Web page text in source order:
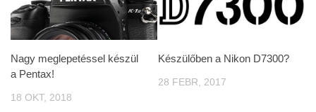
Nagy meglepetéssel készül
a Pentax!
18 OKT, 2018
Készülőben a Nikon D7300?
28 FEBR, 2017